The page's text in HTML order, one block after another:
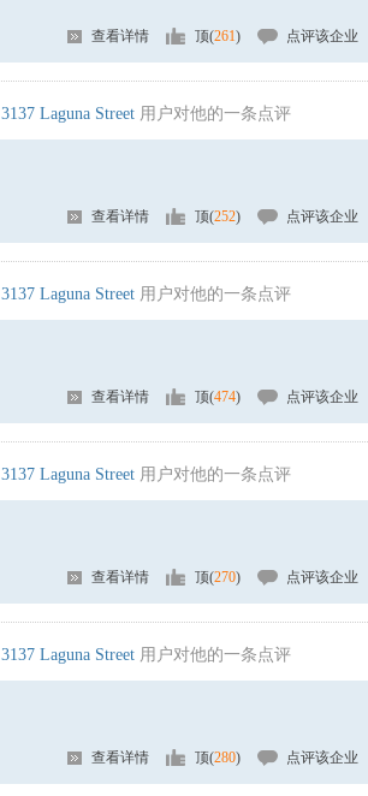
查看详情 顶(261) 点评该企业
3137 Laguna Street 用户对他的一条点评
查看详情 顶(252) 点评该企业
3137 Laguna Street 用户对他的一条点评
查看详情 顶(474) 点评该企业
3137 Laguna Street 用户对他的一条点评
查看详情 顶(270) 点评该企业
3137 Laguna Street 用户对他的一条点评
查看详情 顶(280) 点评该企业